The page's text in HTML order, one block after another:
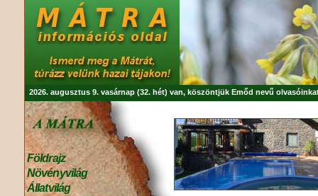
2026. augusztus 9. vasárnap (32. hét) van, köszöntjük Emőd nevű
Földrajz
Növényvilág
Állatvilág